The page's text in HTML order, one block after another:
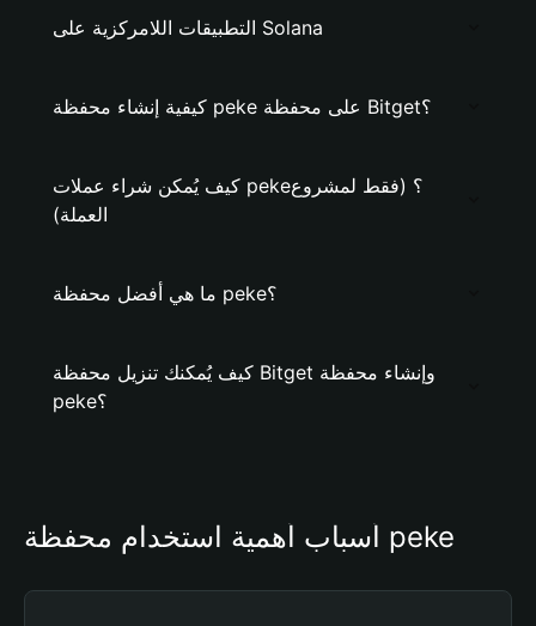
التطبيقات اللامركزية على Solana
كيفية إنشاء محفظة peke على محفظة Bitget؟
كيف يُمكن شراء عملات peke؟ (فقط لمشروع
العملة)
ما هي أفضل محفظة peke؟
كيف يُمكنك تنزيل محفظة Bitget وإنشاء محفظة
peke؟
أسباب أهمية استخدام محفظة peke